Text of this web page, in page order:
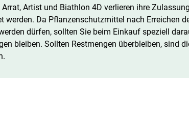
Arrat, Artist und Biathlon 4D verlieren ihre
werden. Da Pflanzenschutzmittel nach Erreichen
dürfen, sollten Sie beim Einkauf speziell
bleiben. Sollten Restmengen überbleiben, sind